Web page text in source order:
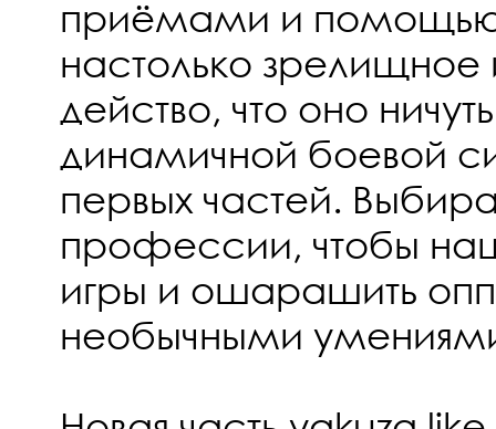
приёмами и помощью
настолько
действо, что оно
динамичной боевой
первых частей.
профессии, чтобы
игры и ошарашить
необычными